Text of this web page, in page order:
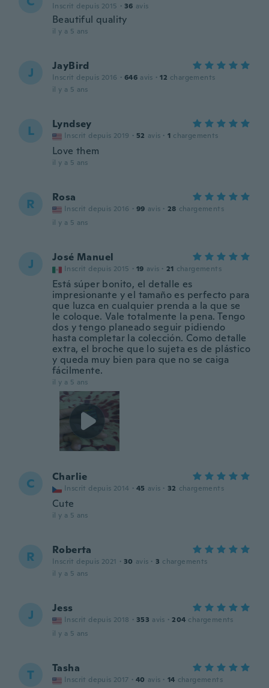
Inscrit depuis 2015 · 36 avis
Beautiful quality
il y a 5 ans
J JayBird
Inscrit depuis 2016 · 646 avis · 12 chargements
il y a 5 ans
L Lyndsey
Inscrit depuis 2019 · 52 avis · 1 chargements
Love them
il y a 5 ans
R Rosa
Inscrit depuis 2016 · 99 avis · 28 chargements
il y a 5 ans
J José Manuel
Inscrit depuis 2015 · 19 avis · 21 chargements
Está súper bonito, el detalle es
impresionante y el tamaño es perfecto para
que luzca en cualquier prenda a la que se
le coloque. Vale totalmente la pena. Tengo
dos y tengo planeado seguir pidiendo
hasta completar la colección. Como detalle
extra, el broche que lo sujeta es de plástico
y queda muy bien para que no se caiga
fácilmente.
il y a 5 ans
C Charlie
Inscrit depuis 2014 · 45 avis · 32 chargements
Cute
il y a 5 ans
R Roberta
Inscrit depuis 2021 · 30 avis · 3 chargements
il y a 5 ans
J Jess
Inscrit depuis 2018 · 353 avis · 204 chargements
il y a 5 ans
T Tasha
Inscrit depuis 2017 · 40 avis · 14 chargements